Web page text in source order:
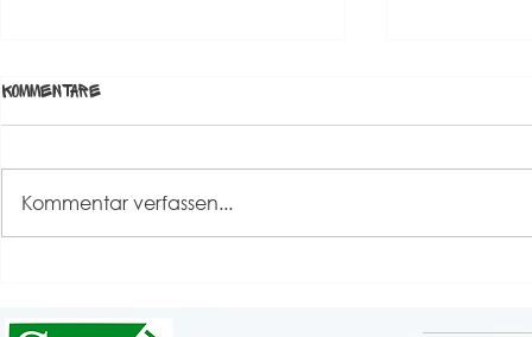
Alarmstufe I
Kommentare
Kommentar verfassen...